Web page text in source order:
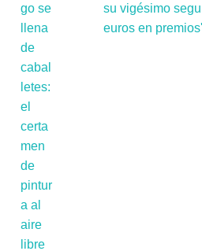
su vigésimo
euros en premios'